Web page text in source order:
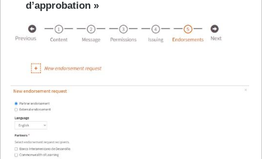
d’approbation »